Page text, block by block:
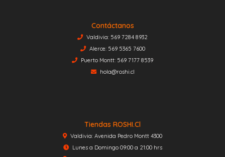
Contáctanos
Valdivia: 569 7284 8932
Alerce: 569 5365 7600
Puerto Montt: 569 7177 8539
hola@roshi.cl
Tiendas ROSHI.cl
Valdivia: Avenida Pedro Montt 4300
Lunes a Domingo 09:00 a 21:00 hrs